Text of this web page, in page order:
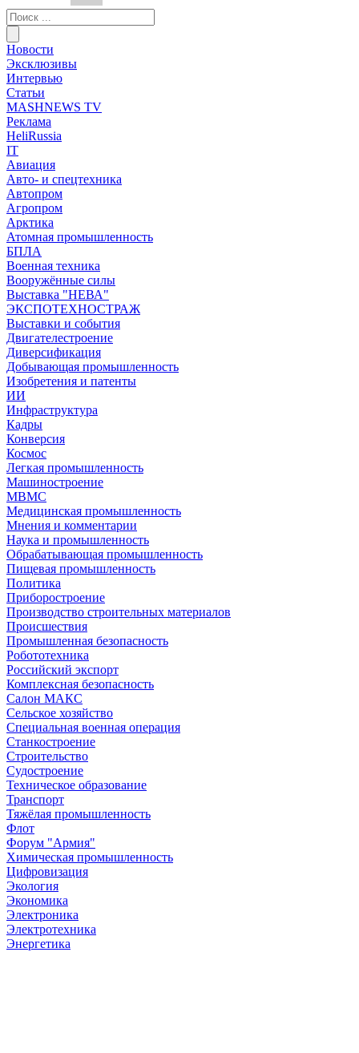
Новости
Эксклюзивы
Интервью
Статьи
MASHNEWS TV
Реклама
HeliRussia
IT
Авиация
Авто- и спецтехника
Автопром
Агропром
Арктика
Атомная промышленность
БПЛА
Военная техника
Вооружённые силы
Выставка "НЕВА"
ЭКСПОТЕХНОСТРАЖ
Выставки и события
Двигателестроение
Диверсификация
Добывающая промышленность
Изобретения и патенты
ИИ
Инфраструктура
Кадры
Конверсия
Космос
Легкая промышленность
Машиностроение
МВМС
Медицинская промышленность
Мнения и комментарии
Наука и промышленность
Обрабатывающая промышленность
Пищевая промышленность
Политика
Приборостроение
Производство строительных материалов
Происшествия
Промышленная безопасность
Робототехника
Российский экспорт
Комплексная безопасность
Салон МАКС
Сельское хозяйство
Специальная военная операция
Станкостроение
Строительство
Судостроение
Техническое образование
Транспорт
Тяжёлая промышленность
Флот
Форум "Армия"
Химическая промышленность
Цифровизация
Экология
Экономика
Электроника
Электротехника
Энергетика